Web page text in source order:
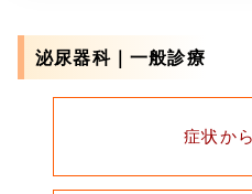
泌尿器科｜一般診療
症状か